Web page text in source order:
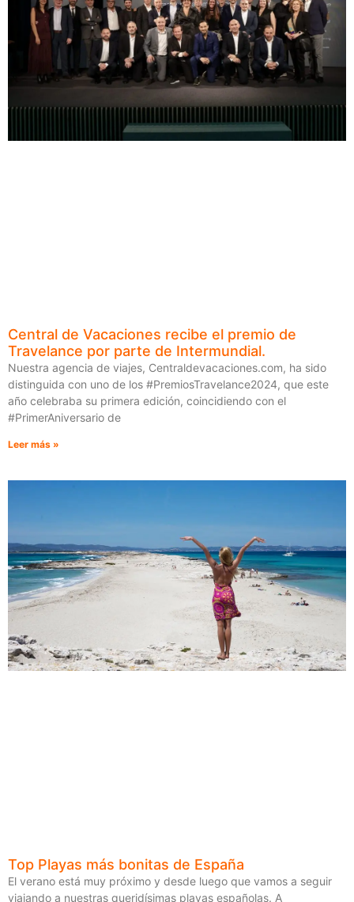
Central de Vacaciones recibe el premio de
Travelance por parte de Intermundial.
Nuestra agencia de viajes, Centraldevacaciones.com, ha sido
distinguida con uno de los #PremiosTravelance2024, que este
año celebraba su primera edición, coincidiendo con el
#PrimerAniversario de
Leer más »
Top Playas más bonitas de España
El verano está muy próximo y desde luego que vamos a seguir
viajando a nuestras queridísimas playas españolas. A